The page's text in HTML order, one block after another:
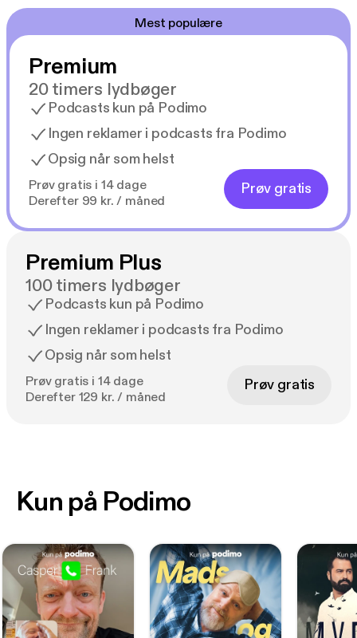
Mest populære
Premium
20 timers lydbøger
Podcasts kun på Podimo
Ingen reklamer i podcasts fra Podimo
Opsig når som helst
Prøv gratis i 14 dage
Derefter 99 kr. / måned
Prøv gratis
Premium Plus
100 timers lydbøger
Podcasts kun på Podimo
Ingen reklamer i podcasts fra Podimo
Opsig når som helst
Prøv gratis i 14 dage
Derefter 129 kr. / måned
Prøv gratis
Kun på Podimo